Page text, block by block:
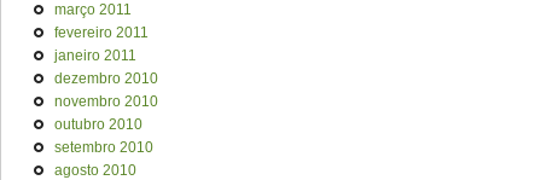
março 2011
fevereiro 2011
janeiro 2011
dezembro 2010
novembro 2010
outubro 2010
setembro 2010
agosto 2010